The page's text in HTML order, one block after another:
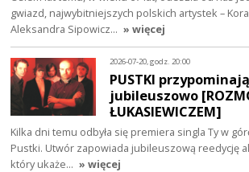
gwiazd, najwybitniejszych polskich artystek –
Aleksandra Sipowicz… » więcej
2026-07-20, godz. 20:00
PUSTKI
jubileuszowo
ŁUKASIEWICZEM]
Kilka dni temu odbyła się premiera singla Ty w
Pustki. Utwór zapowiada jubileuszową reedycję
który ukaże… » więcej